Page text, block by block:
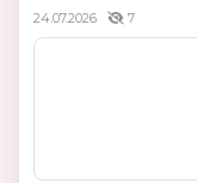
24.07.2026 7